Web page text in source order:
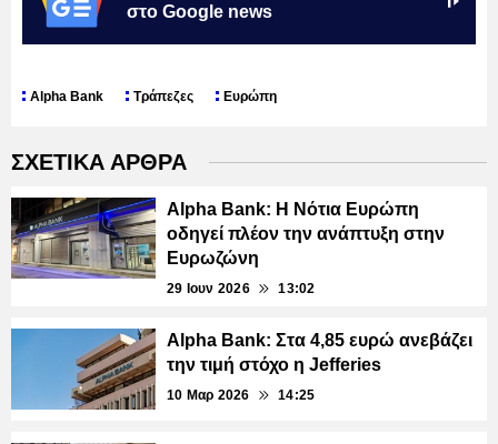
στο Google news
Alpha Bank Τράπεζες Ευρώπη
ΣΧΕΤΙΚΑ ΑΡΘΡΑ
Alpha Bank: Η Νότια Ευρώπη
οδηγεί πλέον την ανάπτυξη στην
Ευρωζώνη
29 Ιουν 2026 13:02
Alpha Bank: Στα 4,85 ευρώ ανεβάζει
την τιμή στόχο η Jefferies
10 Μαρ 2026 14:25